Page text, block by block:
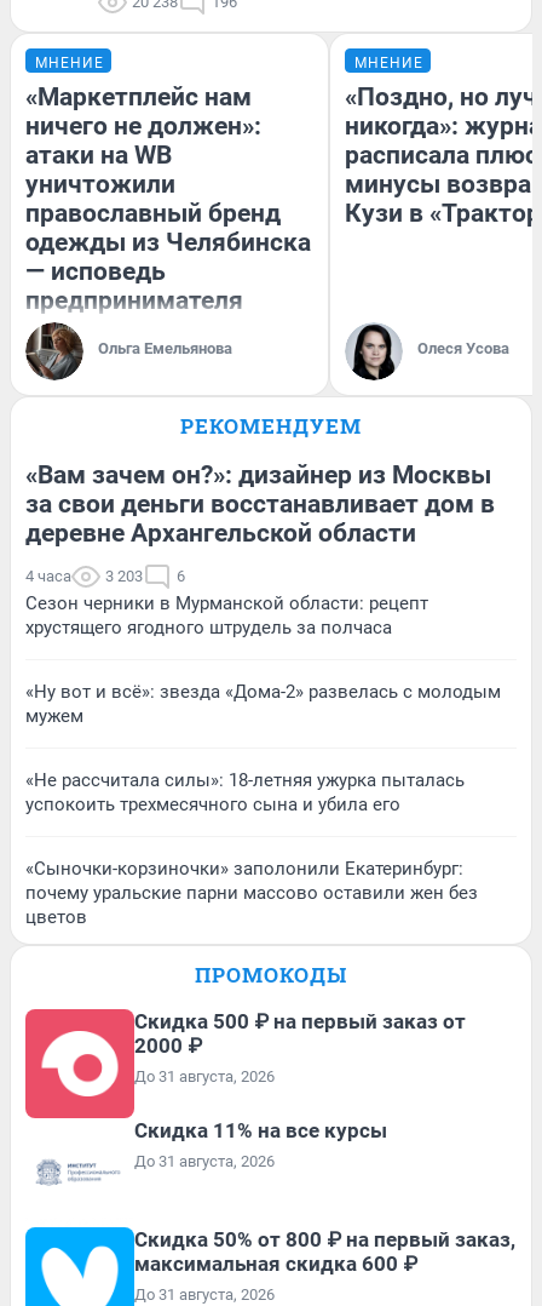
МНЕНИЕ
«Маркетплейс нам
ничего не должен»:
атаки на WB
уничтожили
православный бренд
одежды из Челябинска
— исповедь
предпринимателя
Ольга Емельянова
МНЕНИЕ
«Поздно, но
никогда»:
расписала
минусы
Кузи в
Олеся Усова
РЕКОМЕНДУЕМ
«Вам зачем он?»: дизайнер из Москвы
за свои деньги восстанавливает дом в
деревне Архангельской области
4 часа 3 203 6
Сезон черники в Мурманской области: рецепт
хрустящего ягодного штрудель за полчаса
«Ну вот и всё»: звезда «Дома-2» развелась с молодым
мужем
«Не рассчитала силы»: 18-летняя ужурка пыталась
успокоить трехмесячного сына и убила его
«Сыночки-корзиночки» заполонили Екатеринбург:
почему уральские парни массово оставили жен без
цветов
ПРОМОКОДЫ
Скидка 500 ₽ на первый заказ от
2000 ₽
До 31 августа, 2026
Скидка 11% на все курсы
До 31 августа, 2026
Скидка 50% от 800 ₽ на первый заказ,
максимальная скидка 600 ₽
До 31 августа, 2026